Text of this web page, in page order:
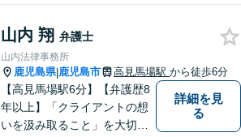
に強みあり！親身になって最
後までサポートいたします。
山内 翔 弁護士
山内法律事務所
鹿児島県|鹿児島市 高見馬場駅 から徒歩6分
【高見馬場駅6分】【弁護歴8
年以上】「クライアントの想
いを汲み取ること」を大切に
詳細を見
る